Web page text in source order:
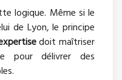
logique. Même si le
de Lyon, le principe
doit maîtriser
pour délivrer des